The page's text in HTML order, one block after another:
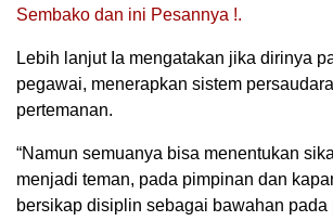
Sembako dan ini Pesannya !.
Lebih lanjut Ia mengatakan jika dirinya
pegawai, menerapkan sistem
pertemanan.
“Namun semuanya bisa menentukan
menjadi teman, pada pimpinan dan
bersikap disiplin sebagai bawahan pada